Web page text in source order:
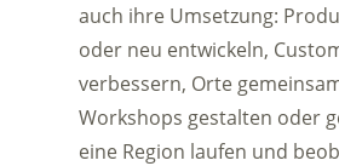
auch ihre Umsetzung:
oder neu entwickeln,
verbessern, Orte
Workshops gestalten oder
eine Region laufen und